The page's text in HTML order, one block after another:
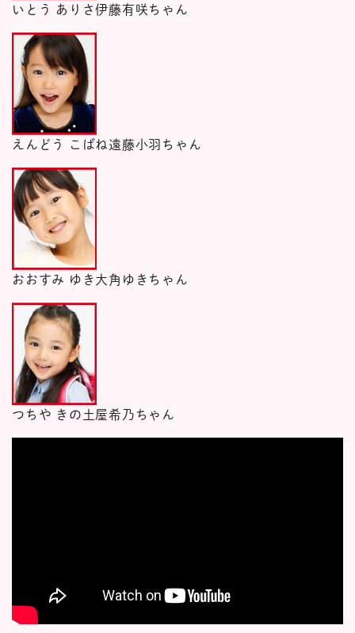
いとう ありさ伊藤有咲ちゃん
えんどう こばね遠藤小羽ちゃん
おおすみ ゆき大角ゆきちゃん
つちや きの 土屋希乃ちゃん